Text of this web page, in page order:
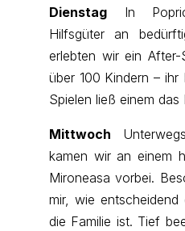
DienstagIn
Hilfsgüter an
erlebten wir ein After-
über 100 Kindern – ihr
Spielen ließ einem
Mittwoch
kamen wir an einem
Mironeasa vorbei.
mir, wie
die Familie ist. Tief